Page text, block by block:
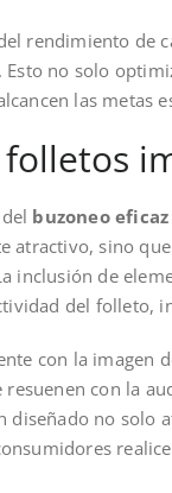
rendimiento de
no solo
las metas
buzoneo eficaz
atractivo, sino
inclusión de
del folleto,
con la imagen
con la
diseñado no solo